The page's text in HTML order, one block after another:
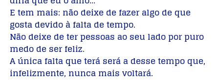
E tem mais: não deixe de fazer algo de que
gosta devido à falta de tempo.
Não deixe de ter pessoas ao seu lado por puro
medo de ser feliz.
A única falta que terá será a desse tempo que,
infelizmente, nunca mais voltará.